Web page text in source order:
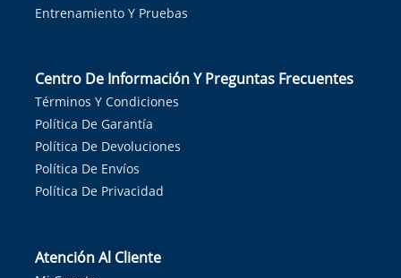
Entrenamiento Y Pruebas
Centro De Información Y Preguntas Frecuentes
Términos Y Condiciones
Política De Garantía
Política De Devoluciones
Política De Envíos
Política De Privacidad
Atención Al Cliente